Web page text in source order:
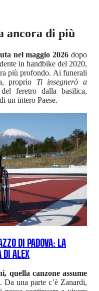
ancora di più
nel maggio 2026 dopo
in handbike del 2020,
più profondo. Ai funerali
proprio Ti insegnerò a
feretro dalla basilica,
un intero Paese.
DI PADOVA: LA
DI ALEX
quella canzone assume
. Da una parte c’è Zanardi,